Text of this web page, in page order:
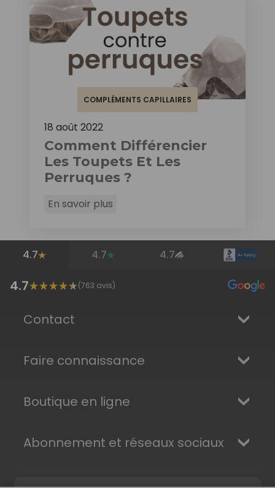
COMPLÉMENTS CAPILLAIRES
18 août 2022
Comment Différencier
Les Toupets Et Les
Perruques ?
En savoir plus
4.7 4.7 4.7
4.7 (763 avis)
Contact
Faire connaissance
Boutique en ligne
Abonnement et réseaux sociaux